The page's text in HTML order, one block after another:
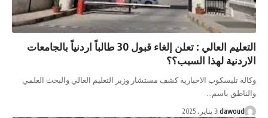
التعليم العالي : تعلن إلغاء قبول 30 طالباً اردنياً بالجامعات
لهذا السبب؟؟
تليسكوب الاخبارية كشف مستشار وزير التعليم العالي والبحث العلمي
باسم…
dawoud 3 يناير، 2025